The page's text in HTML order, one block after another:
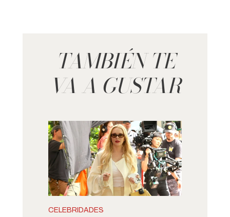
TAMBIÉN TE
VA A GUSTAR
CELEBRIDADES